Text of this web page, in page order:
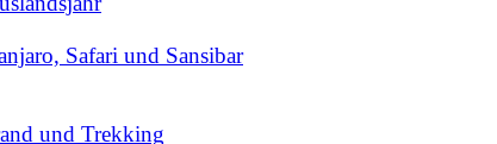
Safari und Sansibar
und Trekking